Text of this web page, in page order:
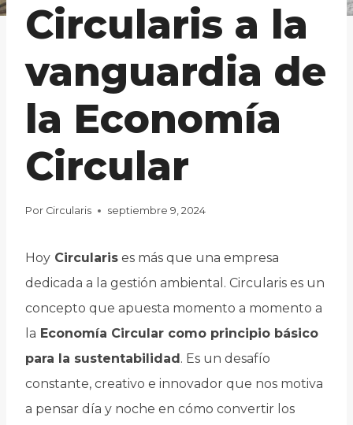
Circularis a la
vanguardia de
la Economía
Circular
Por Circularis septiembre 9, 2024
Hoy Circularis es más que una empresa
dedicada a la gestión ambiental. Circularis es un
concepto que apuesta momento a momento a
la Economía Circular como principio básico
para la sustentabilidad . Es un desafío
constante, creativo e innovador que nos motiva
a pensar día y noche en cómo convertir los